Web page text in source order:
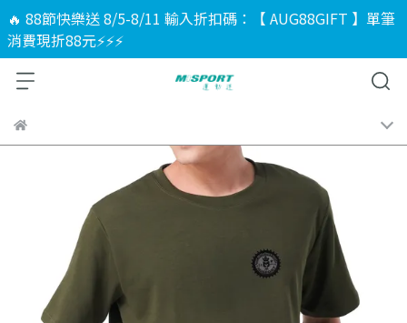
🔥 88節快樂送 8/5-8/11 輸入折扣碼：【 AUG88GIFT 】單筆
消費現折88元⚡⚡⚡